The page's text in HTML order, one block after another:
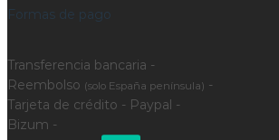
Formas de pago
Transferencia bancaria -
Reembolso (solo España península) -
Tarjeta de crédito - Paypal -
Bizum -